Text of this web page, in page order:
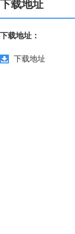
下载地址
下载地址：
下载地址